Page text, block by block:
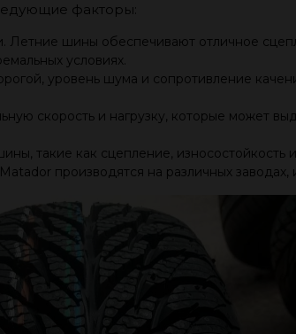
факторы:
Летние шины обеспечивают отличное
условиях.
уровень шума и сопротивление
скорость и нагрузку, которые может
такие как сцепление,
производятся на различных заводах,